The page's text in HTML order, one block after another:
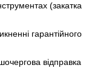
(закатка
гарантійного
відправка